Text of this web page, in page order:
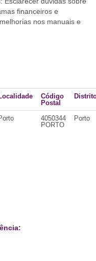
financeiros e
nos manuais e
Código
Postal
4050344
PORTO
Porto